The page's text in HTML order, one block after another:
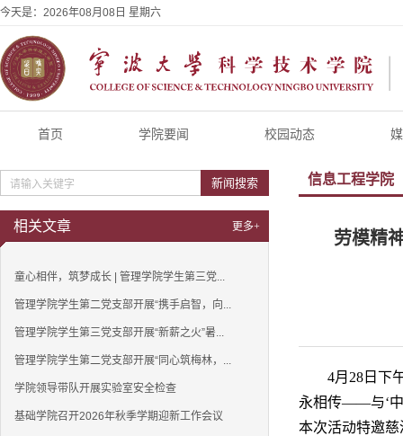
今天是： 2026年08月08日 星期六
首页 学院要闻 校园动态
新闻搜索
相关文章 更多+
童心相伴，筑梦成长 | 管理学院学生第三党...
管理学院学生第二党支部开展“携手启智，向...
管理学院学生第三党支部开展“新薪之火”暑...
管理学院学生第二党支部开展“同心筑梅林，...
学院领导带队开展实验室安全检查
基础学院召开2026年秋季学期迎新工作会议
信息工程学院
劳模精
4月28日下
永相传——与‘中
本次活动特邀